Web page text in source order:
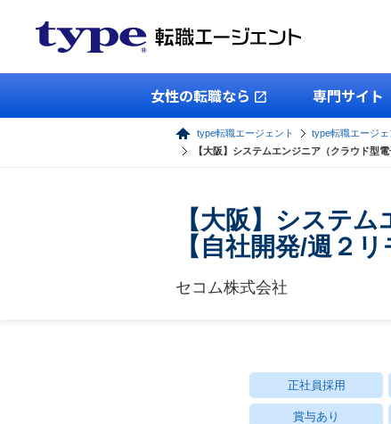
女性の転職なら 専門サイト
type転職エージェント type転職エージ
【大阪】システムエンジニア（クラウド型
【大阪】システ
【自社開発/週２
セコム株式会社
正社員採用
賞与あり